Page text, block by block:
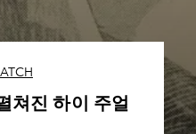
쳐진 하이 주얼